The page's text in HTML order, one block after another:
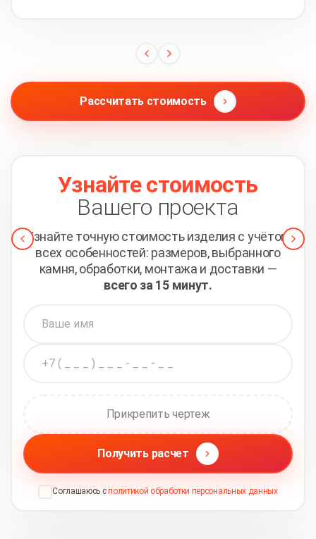
Рассчитать стоимость
Узнайте стоимость
Вашего проекта
Узнайте точную стоимость изделия с учётом
всех особенностей: размеров, выбранного
камня, обработки, монтажа и доставки —
всего за 15 минут.
Прикрепить чертеж
Получить расчет
Соглашаюсь сполитикой обработки персональных данных